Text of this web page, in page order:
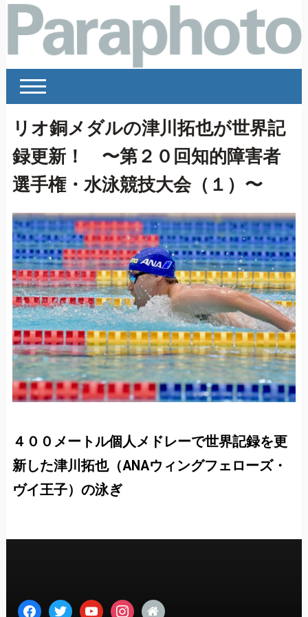
リオ銅メダルの津川拓也が世界記
録更新！ 〜第２０回知的障害者
選手権・水泳競技大会（１）〜
４００メートル個人メドレーで世界記録を更
新した津川拓也（ANAウィングフェローズ・
ヴイ王子）の泳ぎ
facebooktwitter youtubeinstagram
home